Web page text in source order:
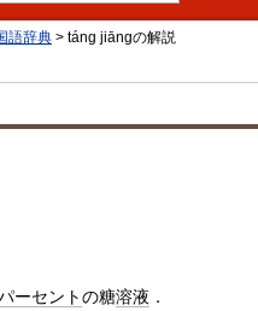
語辞典 > táng jiāngの解説
ーセントの糖溶液 ．